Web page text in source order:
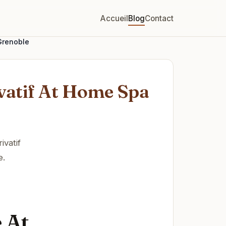
AccueilBlogContact
At Home Spa